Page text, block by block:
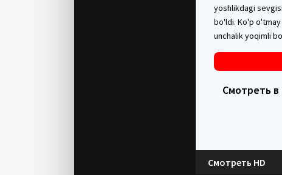
yoshlikdagi
bo'ldi. Ko'p
unchalik yoqimli
Смотреть
Смотреть HD